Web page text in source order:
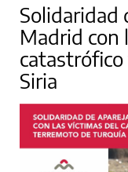
Solidaridad
Madrid con
Siria